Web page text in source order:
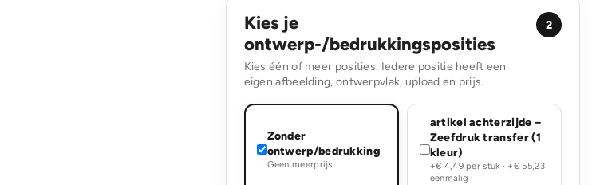
Kies je
ontwerp-/bedrukkingsposities
Kies één of meer posities. Iedere positie heeft een
eigen afbeelding, ontwerpvlak, upload en prijs.
2
Zonder
ontwerp/bedrukking
Geen meerprijs
artikel achterzijde –
Zeefdruk transfer (1
kleur)
+€ 4,49 per stuk · +€ 55,23
eenmalig